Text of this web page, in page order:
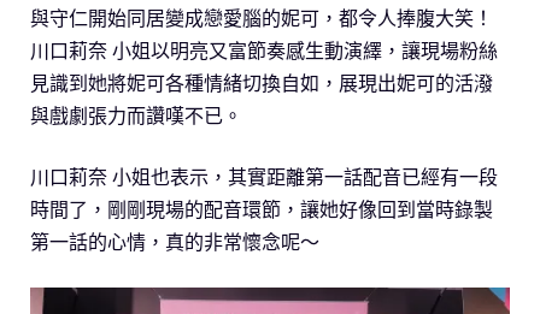
與守仁開始同居變成戀愛腦的妮可，都令人捧腹大笑！
川口莉奈 小姐以明亮又富節奏感生動演繹，讓現場粉絲
見識到她將妮可各種情緒切換自如，展現出妮可的活潑
與戲劇張力而讚嘆不已。
川口莉奈 小姐也表示，其實距離第一話配音已經有一段
時間了，剛剛現場的配音環節，讓她好像回到當時錄製
第一話的心情，真的非常懷念呢～